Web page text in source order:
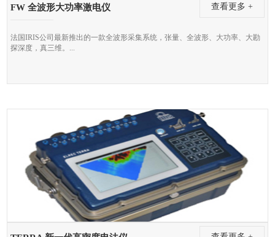
FW 全波形大功率激电仪 查看更多 +
法国IRIS公司最新推出的一款全波形采集系统，张量、全波形、大功率、大勘
探深度，真三维。...